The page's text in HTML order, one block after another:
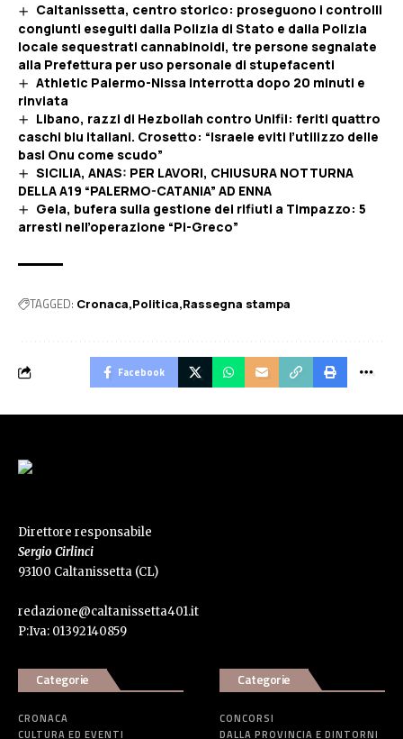
Caltanissetta, centro storico: proseguono i controlli
congiunti eseguiti dalla Polizia di Stato e dalla Polizia
locale sequestrati cannabinoidi, tre persone segnalate
alla Prefettura per uso personale di stupefacenti
Athletic Palermo-Nissa interrotta dopo 20 minuti e
rinviata
Libano, razzi di Hezbollah contro Unifil: feriti quattro
caschi blu italiani. Crosetto: “Israele eviti l’utilizzo delle
basi Onu come scudo”
SICILIA, ANAS: PER LAVORI, CHIUSURA NOTTURNA
DELLA A19 “PALERMO-CATANIA” AD ENNA
Gela, bufera sulla gestione dei rifiuti a Timpazzo: 5
arresti nell’operazione “Pi-Greco”
TAGGED: Cronaca Politica Rassegna stampa
Facebook
Direttore responsabile
Sergio Cirlinci
93100 Caltanissetta (CL)
redazione@caltanissetta401.it
P:Iva: 01392140859
Categorie
CRONACA
CULTURA ED EVENTI
Categorie
CONCORSI
DALLA PROVINCIA E DINTORNI